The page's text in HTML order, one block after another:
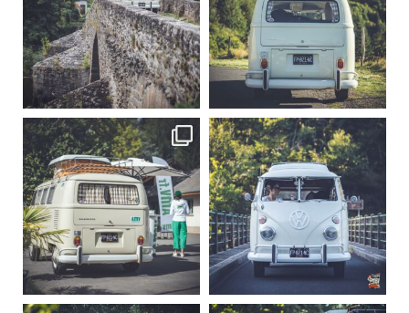
Sep 15
219
3
Sep 12
216
3
becombi
Sep 10
220
4
becombi
Août 10
177
0